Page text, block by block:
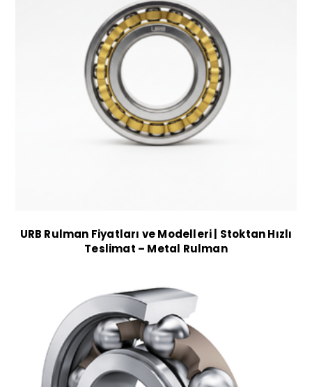
URB Rulman Fiyatları ve Modelleri | Stoktan Hızlı
Teslimat – Metal Rulman